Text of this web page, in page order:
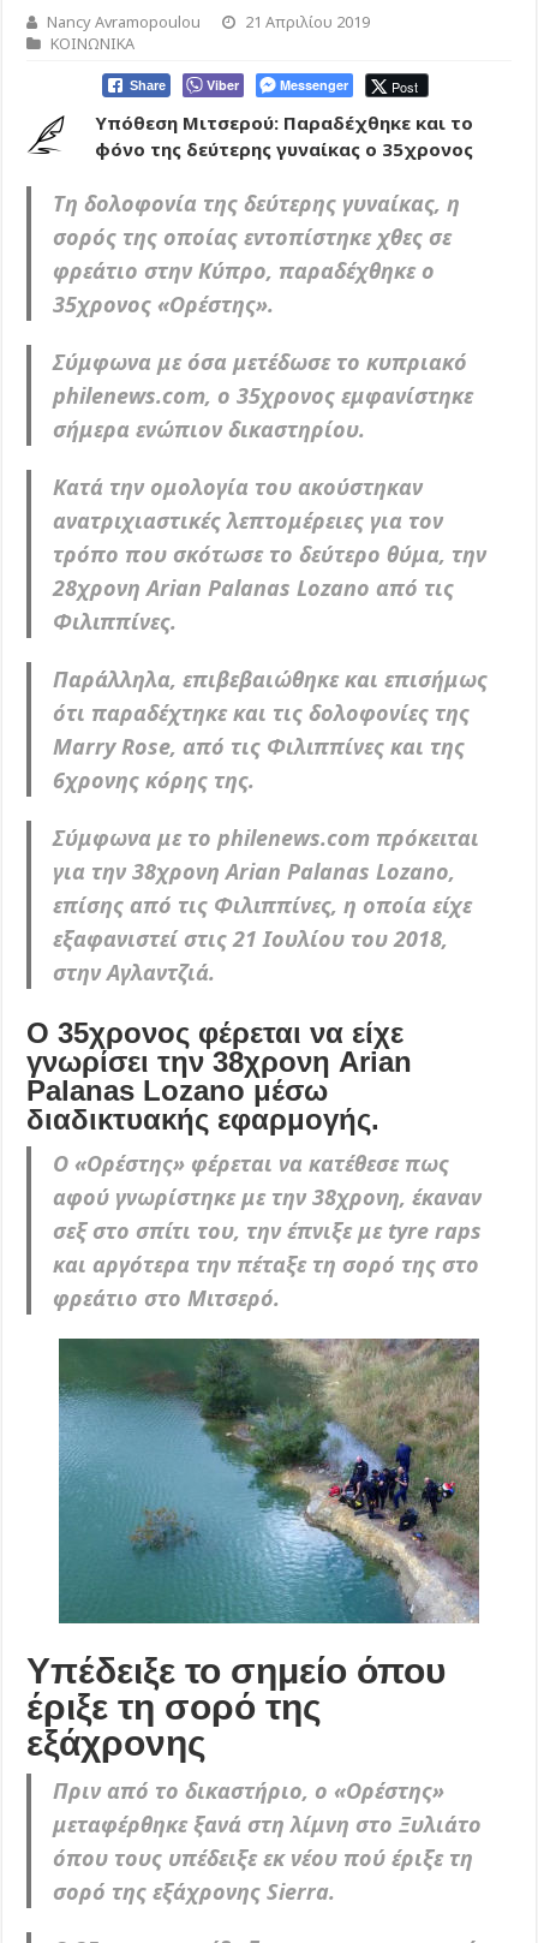
Nancy Avramopoulou
21 Απριλίου 2019
ΚΟΙΝΩΝΙΚΑ
Share Viber Messenger Post
Υπόθεση Μιτσερού: Παραδέχθηκε και το
φόνο της δεύτερης γυναίκας ο 35χρονος
Τη δολοφονία της δεύτερης γυναίκας, η
σορός της οποίας εντοπίστηκε χθες σε
φρεάτιο στην Κύπρο, παραδέχθηκε ο
35χρονος «Ορέστης».
Σύμφωνα με όσα μετέδωσε το κυπριακό
philenews.com, o 35χρονος εμφανίστηκε
σήμερα ενώπιον δικαστηρίου.
Κατά την ομολογία του ακούστηκαν
ανατριχιαστικές λεπτομέρειες για τον
τρόπο που σκότωσε το δεύτερο θύμα, την
28χρονη Arian Palanas Lozano από τις
Φιλιππίνες.
Παράλληλα, επιβεβαιώθηκε και επισήμως
ότι παραδέχτηκε και τις δολοφονίες της
Marry Rose, από τις Φιλιππίνες και της
6χρονης κόρης της.
Σύμφωνα με το philenews.com πρόκειται
για την 38χρονη Arian Palanas Lozano,
επίσης από τις Φιλιππίνες, η οποία είχε
εξαφανιστεί στις 21 Ιουλίου του 2018,
στην Αγλαντζιά.
Ο 35χρονος φέρεται να είχε
γνωρίσει την 38χρονη Arian
Palanas Lozano μέσω
διαδικτυακής εφαρμογής.
Ο «Ορέστης» φέρεται να κατέθεσε πως
αφού γνωρίστηκε με την 38χρονη, έκαναν
σεξ στο σπίτι του, την έπνιξε με tyre raps
και αργότερα την πέταξε τη σορό της στο
φρεάτιο στο Μιτσερό.
Υπέδειξε το σημείο όπου
έριξε τη σορό της
εξάχρονης
Πριν από το δικαστήριο, ο «Ορέστης»
μεταφέρθηκε ξανά στη λίμνη στο Ξυλιάτο
όπου τους υπέδειξε εκ νέου πού έριξε τη
σορό της εξάχρονης Sierra.